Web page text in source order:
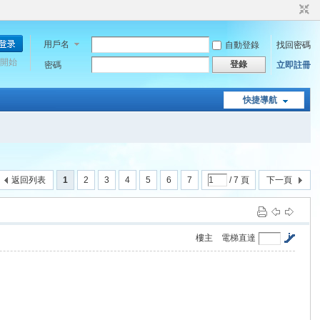
用戶名 自動登錄
找回密碼
密碼
登錄 立即註冊
始
快捷導航
1 2 3 4 5 6 7 / 7 頁 下一頁
返回列表
電梯直達
樓主